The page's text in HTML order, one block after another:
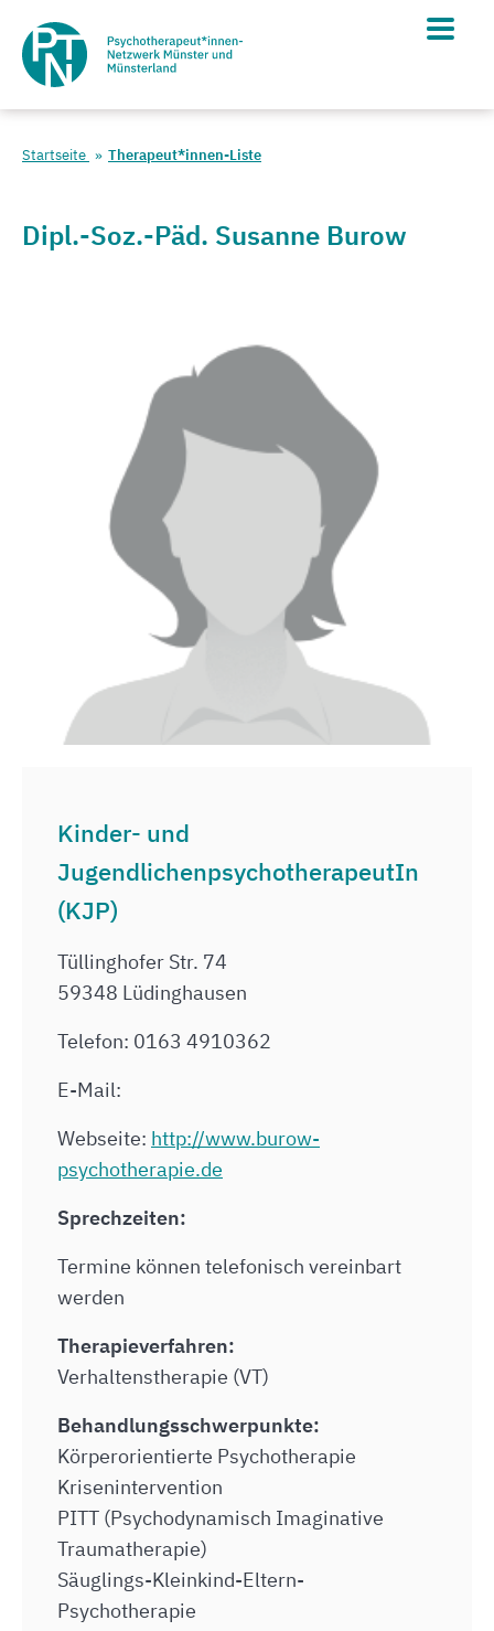
Startseite Therapeut*innen-Liste
Dipl.-Soz.-Päd. Susanne Burow
Kinder- und
JugendlichenpsychotherapeutIn
(KJP)
Tüllinghofer Str. 74
59348 Lüdinghausen
Telefon: 0163 4910362
E-Mail:
Webseite: http://www.burow-
psychotherapie.de
Sprechzeiten:
Termine können telefonisch vereinbart
werden
Therapieverfahren:
Verhaltenstherapie (VT)
Behandlungsschwerpunkte:
Körperorientierte Psychotherapie
Krisenintervention
PITT (Psychodynamisch Imaginative
Traumatherapie)
Säuglings-Kleinkind-Eltern-
Psychotherapie